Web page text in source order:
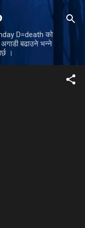
D=death को
बढाउने भन्ने
।